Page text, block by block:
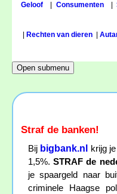
Geloof Consumenten|
Rechten van dieren
Straf de banken!
Bij bigbank.nl
krijg
1,5%.STRAF de
je spaargeld naar
criminele Haagse